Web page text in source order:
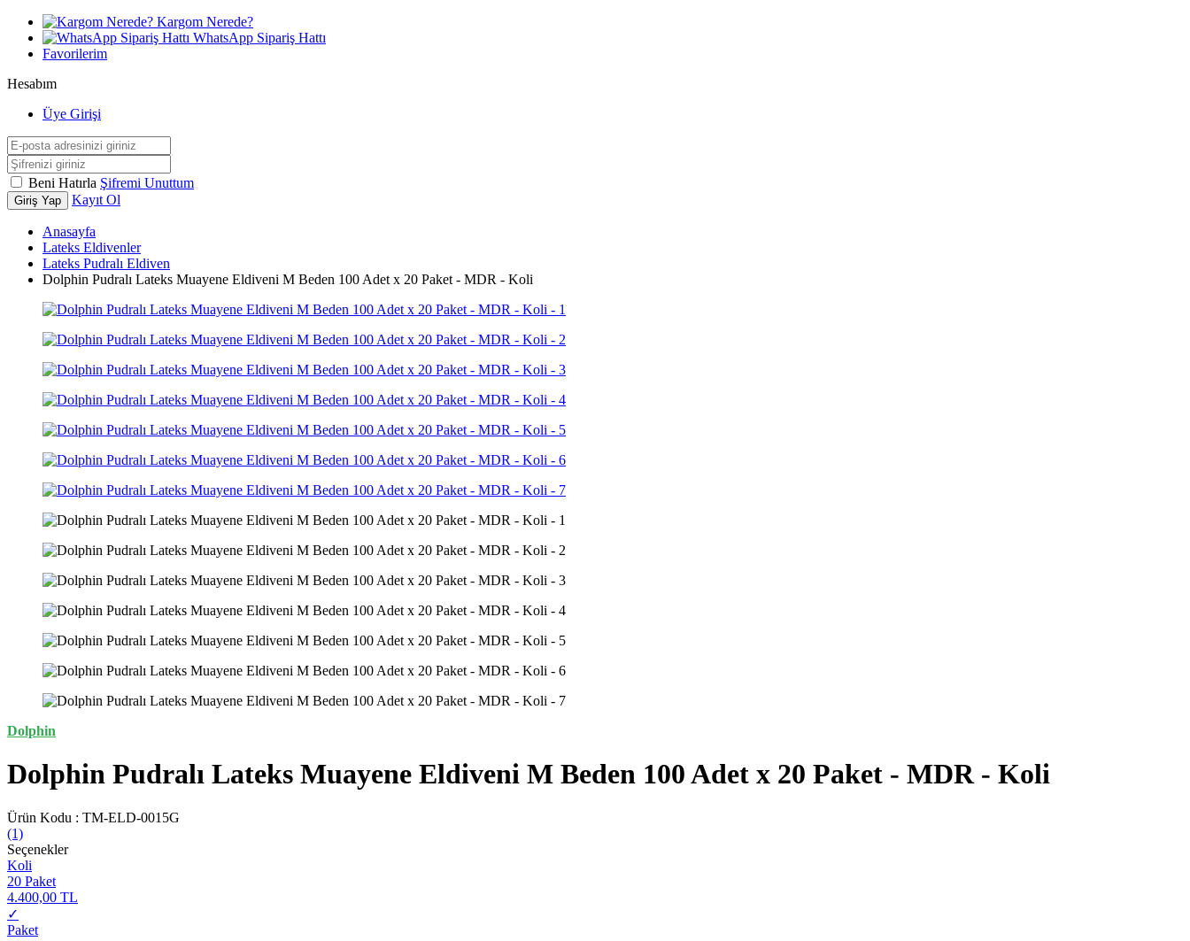
Kargom Nerede?
WhatsApp Sipariş Hattı
Favorilerim
Hesabım
Üye Girişi
Beni Hatırla Şifremi Unuttum
Giriş Yap Kayıt Ol
Anasayfa
Lateks Eldivenler
Lateks Pudralı Eldiven
Dolphin Pudralı Lateks Muayene Eldiveni M Beden 100 Adet x 20 Paket - MDR - Koli
Dolphin
Dolphin Pudralı Lateks Muayene Eldiveni M Beden 100 Adet x 20 Paket - MDR - Koli
Ürün Kodu : TM-ELD-0015G
(1)
Seçenekler
Koli
20 Paket
4.400,00 TL
✓
Paket